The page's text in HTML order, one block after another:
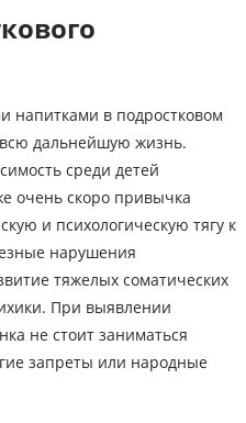
напитками в подростковом
всю дальнейшую жизнь.
среди детей
очень скоро привычка
и психологическую тягу к
нарушения
тяжелых соматических
При выявлении
не стоит заниматься
запреты или народные